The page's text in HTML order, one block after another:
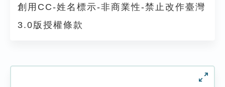
創用CC-姓名標示-非商業性-禁止改作臺灣
3.0版授權條款